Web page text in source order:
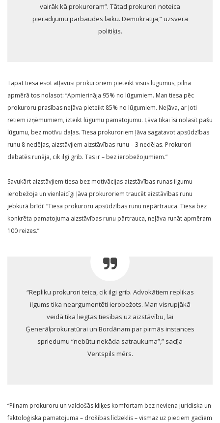
vairāk kā prokuroram”. Tātad prokurori noteica
pierādījumu pārbaudes laiku. Demokrātija,” uzsvēra
politiķis.
Tāpat tiesa esot atļāvusi prokuroriem pieteikt visus lūgumus, pilnā
apmērā tos nolasot: “Apmierināja 95% no lūgumiem. Man tiesa pēc
prokuroru prasības neļāva pieteikt 85% no lūgumiem. Neļāva, ar ļoti
retiem izņēmumiem, izteikt lūgumu pamatojumu. Ļāva tikai īsi nolasīt pašu
lūgumu, bez motīvu daļas. Tiesa prokuroriem ļāva sagatavot apsūdzības
runu 8 nedēļas, aizstāvjiem aizstāvības runu – 3 nedēļas. Prokurori
debatēs runāja, cik ilgi grib. Tas ir – bez ierobežojumiem.”
Savukārt aizstāvjiem tiesa bez motivācijas aizstāvības runas ilgumu
ierobežoja un vienlaicīgi ļāva prokuroriem traucēt aizstāvības runu
jebkurā brīdī: “Tiesa prokuroru apsūdzības runu nepārtrauca. Tiesa bez
konkrēta pamatojuma aizstāvības runu pārtrauca, neļāva runāt apmēram
100 reizes.”
“Repliku prokurori teica, cik ilgi grib. Advokātiem replikas
ilgums tika neargumentēti ierobežots. Man visrupjākā
veidā tika liegtas tiesības uz aizstāvību, lai
Ģenerālprokuratūrai un Bordānam par pirmās instances
spriedumu “nebūtu nekāda satraukuma”,” sacīja
Ventspils mērs.
“Pilnam prokuroru un valdošās kliķes komfortam bez neviena juridiska un
faktoloģiska pamatojuma – drošības līdzeklis – vismaz uz pieciem gadiem